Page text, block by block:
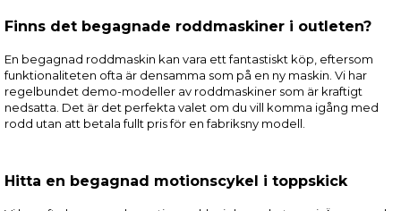
Finns det begagnade roddmaskiner i outleten?
En begagnad roddmaskin kan vara ett fantastiskt köp, eftersom
funktionaliteten ofta är densamma som på en ny maskin. Vi har
regelbundet demo-modeller av roddmaskiner som är kraftigt
nedsatta. Det är det perfekta valet om du vill komma igång med
rodd utan att betala fullt pris för en fabriksny modell.
Hitta en begagnad motionscykel i toppskick